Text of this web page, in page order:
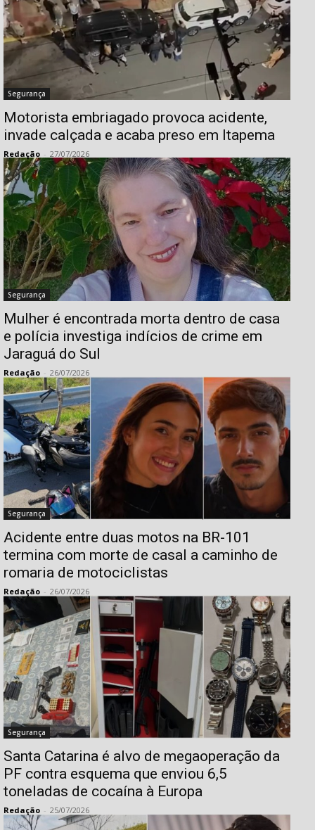
Segurança
Motorista embriagado provoca acidente,
invade calçada e acaba preso em Itapema
Redação - 27/07/2026
Segurança
Mulher é encontrada morta dentro de casa
e polícia investiga indícios de crime em
Jaraguá do Sul
Redação - 26/07/2026
Segurança
Acidente entre duas motos na BR-101
termina com morte de casal a caminho de
romaria de motociclistas
Redação - 26/07/2026
Segurança
Santa Catarina é alvo de megaoperação da
PF contra esquema que enviou 6,5
toneladas de cocaína à Europa
Redação - 25/07/2026